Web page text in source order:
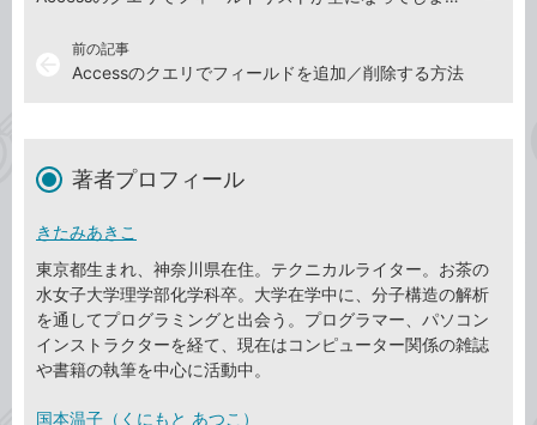
前の記事
Accessのクエリでフィールドを追加／削除する方法
著者プロフィール
きたみあきこ
東京都生まれ、神奈川県在住。テクニカルライター。お茶の
水女子大学理学部化学科卒。大学在学中に、分子構造の解析
を通してプログラミングと出会う。プログラマー、パソコン
インストラクターを経て、現在はコンピューター関係の雑誌
や書籍の執筆を中心に活動中。
国本温子（くにもと あつこ）